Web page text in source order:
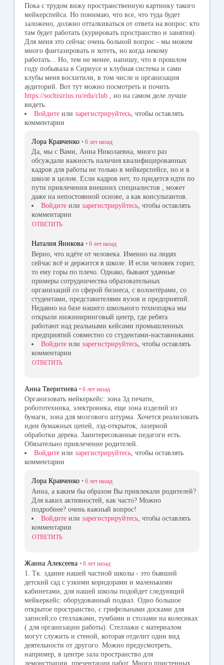
Пока с трудом вижу пространственную картинку такого
мейкерспейса. Но понимаю, что все, что туда будет
заложено, должно отталкиваться от ответа на вопрос: кто
там будет работать (курировать пространство и занятия).
Для меня это сейчас очень больной вопрос - мы можем
много фантазировать и хотеть, но когда некому
работать... Но, тем не менее, напишу, что в прошлом
году побывала в Сириусе и клубная система и сами
клубы меня восхитили, в том числе и организация
аудиторий. Вот тут можно посмотреть и почить
https://sochisirius.ru/edu/club , но на самом деле лучше
видеть.
Войдите или зарегистрируйтесь , чтобы оставлять
комментарии
Лора Кравченко • 6 лет назад
Да, мы с Вами, Анна Николаевна, много раз
обсуждали важность наличия квалифицированных
кадров для работы не только в мейкерспейсе, но и в
школе в целом. Если кадров нет, то придется идти по
пути привлечения внешних специалистов , может
даже на непостоянной основе, а как консультантов.
Войдите или зарегистрируйтесь, чтобы оставлять
комментарии
ОТВЕТИТЬ
Наталия Яникова • 6 лет назад
Верно, что идёте от человека. Именно на людях
сейчас всё и держится в школе. И если человек горит,
то ему горы по плечо. Однако, бывают удачные
примеры сотрудничества образовательных
организаций со сферой бизнеса, с волонтёрами, со
студентами, представителями вузов и предприятий.
Недавно на базе нашего школьного технопарка мы
открыли инжиниринговый центр, где ребята
работают над реальными кейсами промышленных
предприятий совместно со студентами-наставниками.
Войдите или зарегистрируйтесь , чтобы оставлять
комментарии
ОТВЕТИТЬ
Анна Тверитнева • 6 лет назад
Организовать мейкеркейс: зона 3д печати,
робототехника, электроника, еще зона изделий из
бумаги, зона для мозгового штурма. Хочется реализовать
идеи бумажных цепей, лэд-открыток, лазерной
обработки дерева. Заинтересованные педагоги есть.
Обязательно привлечение родителей.
Войдите или зарегистрируйтесь, чтобы оставлять
комментарии
Лора Кравченко • 6 лет назад
Анна, а каким бы образом Вы привлекали родителей?
Для каких активностей, как часто? Можно
подробнее? очень важный вопрос!
Войдите или зарегистрируйтесь , чтобы оставлять
комментарии
ОТВЕТИТЬ
Жанна Алексеева • 6 лет назад
1. Тк. здание нашей частной школы - это бывший
детский сад с узкими коридорами и маленькими
кабинетами, для нашей школы подойдет следующий
мейкеркейс: оборудованный подвал. Одно большое
открытое пространство, с грифельными досками для
записей;со стеллажами, тумбами и столами на колесиках
( для организации работы). Стеллажи с материалом
могут служить и стеной, которая отделит один вид
деятельности от другого. Можно предусмотреть,
например, в центре зала пространство для
демонстрации, презентации работ. Много пристенных